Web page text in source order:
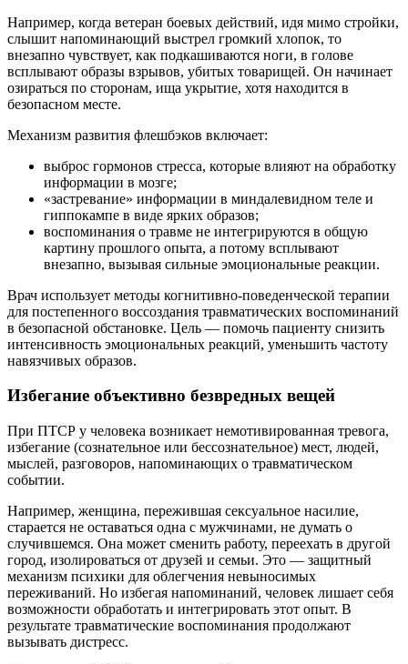
Например, когда ветеран боевых действий, идя мимо стройки,
слышит напоминающий выстрел громкий хлопок, то
внезапно чувствует, как подкашиваются ноги, в голове
всплывают образы взрывов, убитых товарищей. Он начинает
озираться по сторонам, ища укрытие, хотя находится в
безопасном месте.
Механизм развития флешбэков включает:
выброс гормонов стресса, которые влияют на обработку
информации в мозге;
«застревание» информации в миндалевидном теле и
гиппокампе в виде ярких образов;
воспоминания о травме не интегрируются в общую
картину прошлого опыта, а потому всплывают
внезапно, вызывая сильные эмоциональные реакции.
Врач использует методы когнитивно-поведенческой терапии
для постепенного воссоздания травматических воспоминаний
в безопасной обстановке. Цель — помочь пациенту снизить
интенсивность эмоциональных реакций, уменьшить частоту
навязчивых образов.
Избегание объективно безвредных вещей
При ПТСР у человека возникает немотивированная тревога,
избегание (сознательное или бессознательное) мест, людей,
мыслей, разговоров, напоминающих о травматическом
событии.
Например, женщина, пережившая сексуальное насилие,
старается не оставаться одна с мужчинами, не думать о
случившемся. Она может сменить работу, переехать в другой
город, изолироваться от друзей и семьи. Это — защитный
механизм психики для облегчения невыносимых
переживаний. Но избегая напоминаний, человек лишает себя
возможности обработать и интегрировать этот опыт. В
результате травматические воспоминания продолжают
вызывать дистресс.